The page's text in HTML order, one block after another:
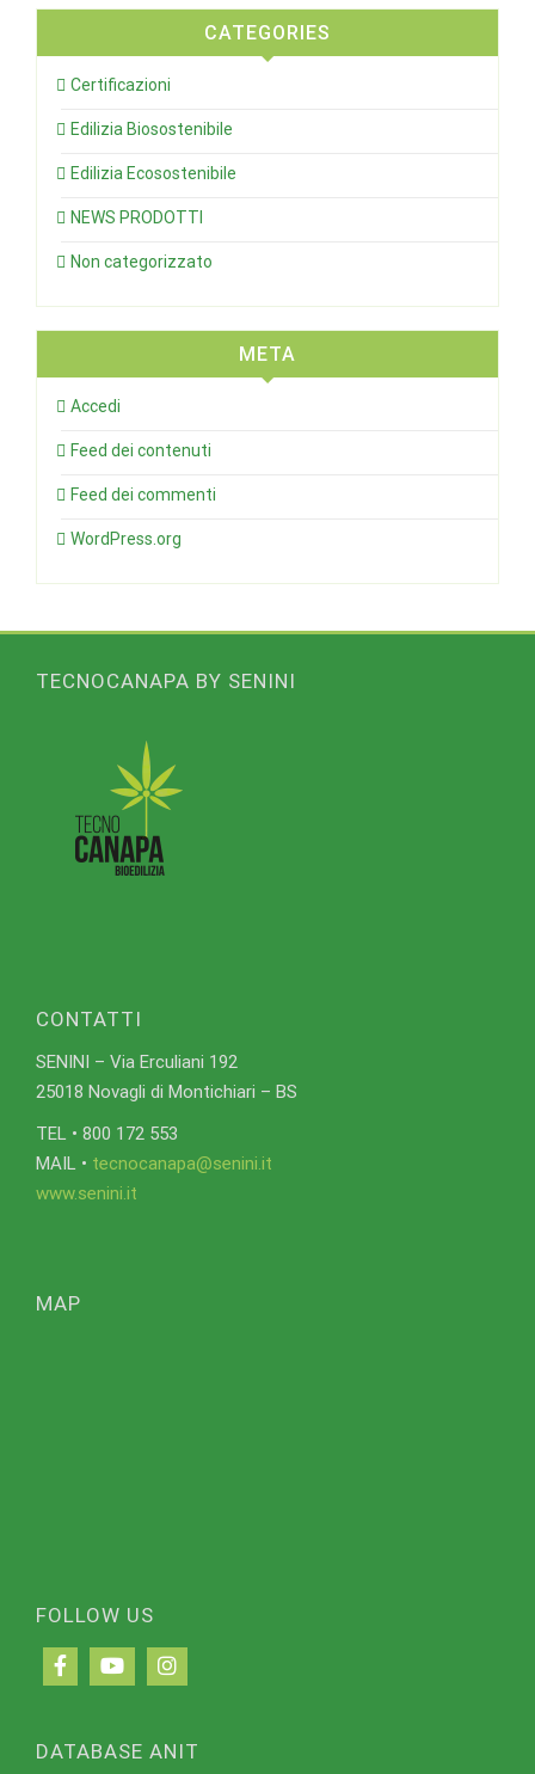
CATEGORIES
Certificazioni
Edilizia Biosostenibile
Edilizia Ecosostenibile
NEWS PRODOTTI
Non categorizzato
META
Accedi
Feed dei contenuti
Feed dei commenti
WordPress.org
TECNOCANAPA BY SENINI
CONTATTI
SENINI – Via Erculiani 192
25018 Novagli di Montichiari – BS
TEL • 800 172 553
MAIL • tecnocanapa@senini.it
www.senini.it
MAP
FOLLOW US
DATABASE ANIT